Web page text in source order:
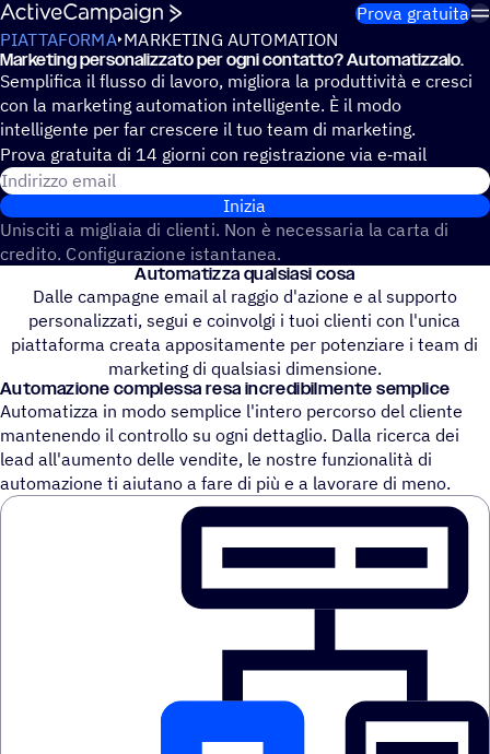
Salta al contenuto
Prova gratuita
PIATTAFORMA MARKETING AUTOMATION
Marke­ting perso­na­liz­zato per ogni contatto? Automatizzalo.
Semplifica il flusso di lavoro, migliora la produttività e cresci
con la marketing automation intelligente. È il modo
intelligente per far crescere il tuo team di marketing.
Prova gratuita di 14 giorni con regi­stra­zione via e‑mail
Indirizzo email
Inizia
Unisciti a migliaia di clienti. Non è necessaria la carta di
credito. Configurazione istantanea.
Auto­ma­tizza qualsiasi cosa
Dalle campagne email al raggio d'azione e al supporto
personalizzati, segui e coinvolgi i tuoi clienti con l'unica
piattaforma creata appositamente per potenziare i team di
marketing di qualsiasi dimensione.
Auto­ma­zione complessa resa incredibilmente semplice
Automatizza in modo semplice l'intero percorso del cliente
mantenendo il controllo su ogni dettaglio. Dalla ricerca dei
lead all'aumento delle vendite, le nostre funzionalità di
automazione ti aiutano a fare di più e a lavorare di meno.